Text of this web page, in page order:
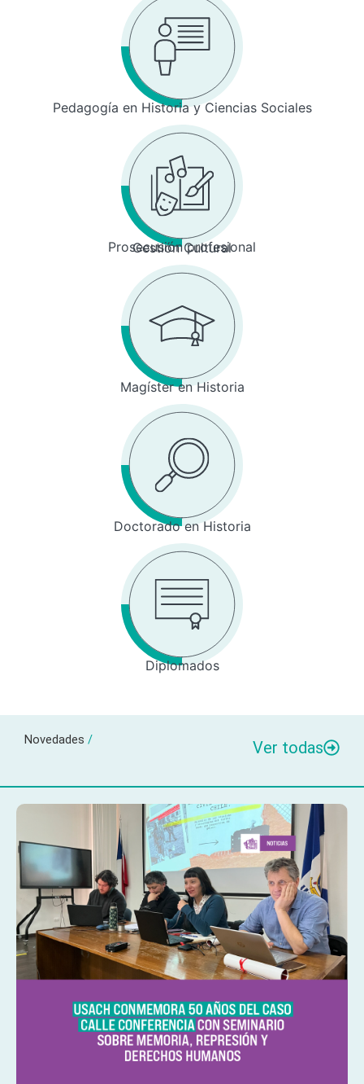
Pedagogía en Historia y Ciencias Sociales
Prosecusión profesional
Gestión Cultural
Magíster en Historia
Doctorado en Historia
Diplomados
Novedades / Ver todas